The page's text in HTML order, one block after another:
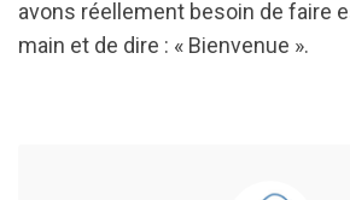
avons réellement besoin de faire
main et de dire : « Bienvenue ».